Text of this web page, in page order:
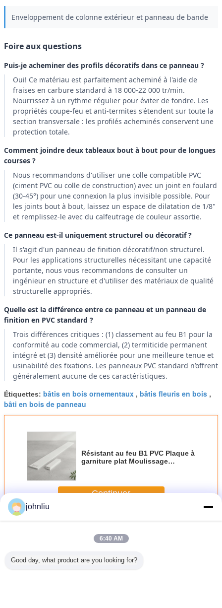
Enveloppement de colonne extérieur et panneau de bande
Foire aux questions
Puis-je acheminer des profils décoratifs dans ce panneau ?
Oui! Ce matériau est parfaitement acheminé à l'aide de
fraises en carbure standard à 18 000-22 000 tr/min.
Nourrissez à un rythme régulier pour éviter de fondre. Les
propriétés coupe-feu et anti-termites s'étendent sur toute la
section transversale : les profilés acheminés conservent une
protection totale.
Comment joindre deux tableaux bout à bout pour de longues
courses ?
Nous recommandons d'utiliser une colle compatible PVC
(ciment PVC ou colle de construction) avec un joint en foulard
(30-45°) pour une connexion la plus invisible possible. Pour
les joints bout à bout, laissez un espace de dilatation de 1/8"
et remplissez-le avec du calfeutrage de couleur assortie.
Ce panneau est-il uniquement structurel ou décoratif ?
Il s'agit d'un panneau de finition décoratif/non structurel.
Pour les applications structurelles nécessitant une capacité
portante, nous vous recommandons de consulter un
ingénieur en structure et d'utiliser des matériaux de qualité
structurelle appropriés.
Quelle est la différence entre ce panneau et un panneau de
finition en PVC standard ?
Trois différences critiques : (1) classement au feu B1 pour la
conformité au code commercial, (2) termiticide permanent
intégré et (3) densité améliorée pour une meilleure tenue et
usinabilité des fixations. Les panneaux PVC standard n’offrent
généralement aucune de ces caractéristiques.
Étiquettes: bâtis en bois ornementaux , bâtis fleuris en bois ,
bâti en bois de panneau
Résistant au feu B1 PVC Plaque à
garniture plat Moulissage
extérieur
Continuer
PlusBâtis en bois décoratifs
johnliu
6:40 AM
Good day, what product are you looking for?